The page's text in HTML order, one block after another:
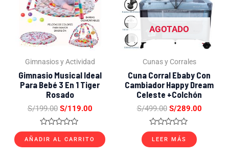
Gimnasios y Actividad
Gimnasio Musical Ideal
Para Bebé 3 En 1 Tiger
Rosado
S/199.00 S/119.00
Valorado
con
0
AÑADIR AL CARRITO
AGOTADO
Cunas y Corrales
Cuna Corral Ebaby Con
Cambiador Happy Dream
Celeste +Colchón
S/499.00 S/289.00
Valorado
con
0
LEER MÁS